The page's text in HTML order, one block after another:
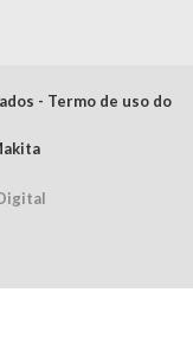
- Termo de uso do